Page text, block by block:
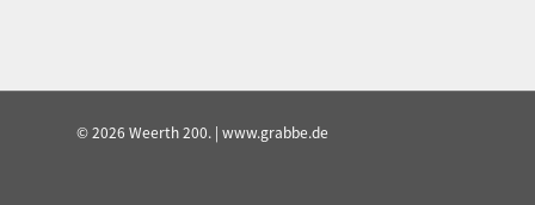
© 2026 Weerth 200. | www.grabbe.de